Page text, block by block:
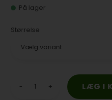
På lager
Størrelse
- +